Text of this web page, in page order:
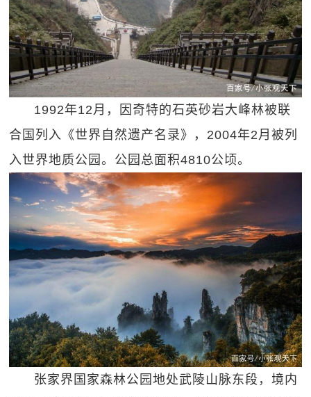
1992年12月，因奇特的石英砂岩大峰林被联
合国列入《世界自然遗产名录》，2004年2月被列
入世界地质公园。公园总面积4810公顷。
张家界国家森林公园地处武陵山脉东段，境内